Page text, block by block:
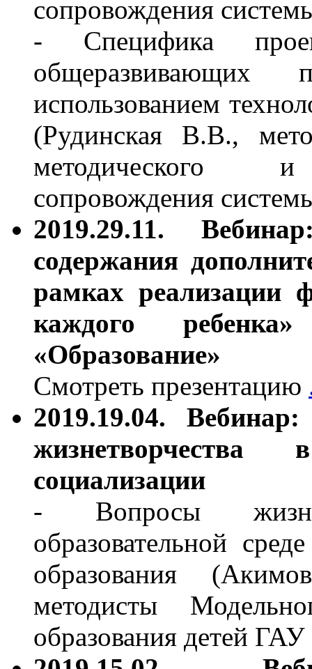
сопровождения
- Специфика
общеразвивающих
использованием
(Рудинская В.В.,
методического и
сопровождения
2019.29.11.
содержания
рамках реализации
каждого
«Образование»
Смотреть презентацию
2019.19.04. Вебинар:
жизнетворчества
социализации
- Вопросы
образовательной
образования
методисты
образования детей